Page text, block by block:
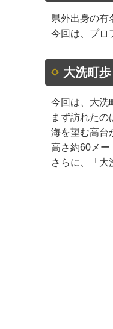
県外出身の有
今回は、プロ
大洗町
今回は、大洗
まず訪れたの
海を望む高台
高さ約60メー
さらに、「大